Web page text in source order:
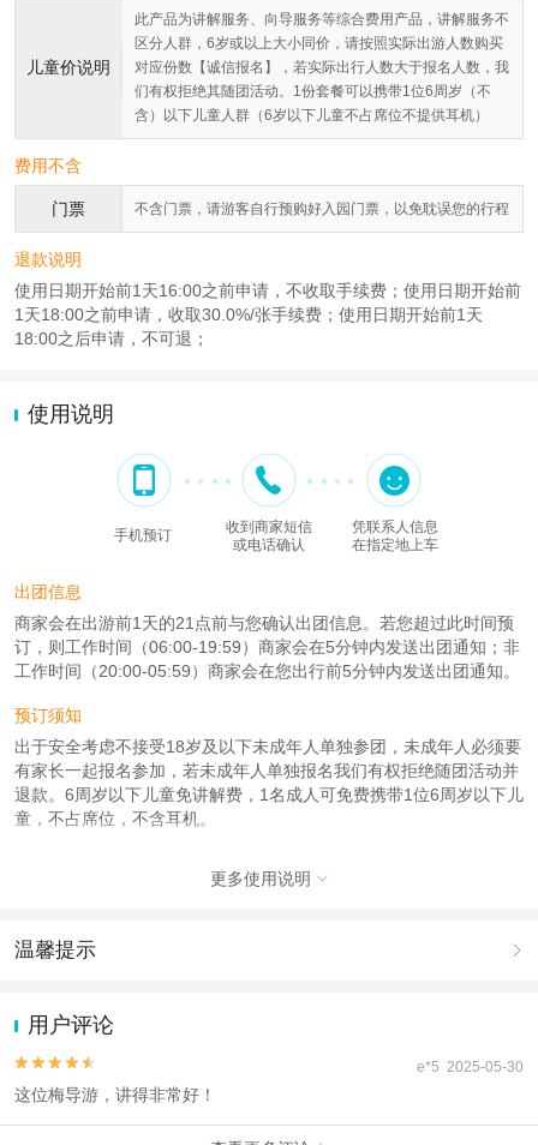
儿童价说明
此产品为讲解服务、向导服务等综合费用产品，讲解服务不
区分人群，6岁或以上大小同价，请按照实际出游人数购买
对应份数【诚信报名】，若实际出行人数大于报名人数，我
们有权拒绝其随团活动。1份套餐可以携带1位6周岁（不
含）以下儿童人群（6岁以下儿童不占席位不提供耳机）
费用不含
门票 不含门票，请游客自行预购好入园门票，以免耽误您的行程
退款说明
使用日期开始前1天16:00之前申请，不收取手续费；使用日期开始前
1天18:00之前申请，收取30.0%/张手续费；使用日期开始前1天
18:00之后申请，不可退；
使用说明
手机预订
收到商家短信
或电话确认
凭联系人信息
在指定地上车
出团信息
商家会在出游前1天的21点前与您确认出团信息。若您超过此时间预
订，则工作时间（06:00-19:59）商家会在5分钟内发送出团通知；非
工作时间（20:00-05:59）商家会在您出行前5分钟内发送出团通知。
预订须知
出于安全考虑不接受18岁及以下未成年人单独参团，未成年人必须要
有家长一起报名参加，若未成年人单独报名我们有权拒绝随团活动并
退款。6周岁以下儿童免讲解费，1名成人可免费携带1位6周岁以下儿
童，不占席位，不含耳机。
【使用方法】请您按照集合时间到达集合地址，集合使用；
【集合时间】具体以工作人员短信告知您的集合时间为准；
址为准）。
【团队人数】40人大团。
【拼团迟到规则】因游客自身原因造成迟到的，为保证其他按时参加
的参观者的利益以及后续团队顺利进行，讲师不会补时补讲缺失部
更多使用说明 
温馨提示 
动（如跳伞、潜水、滑雪等）前，请务必仔细阅读
2.为普及旅游安全知识及旅游文明公约，使您的旅程顺利圆满完成，
特制定《去哪儿网旅游安全手册》 ，请您认真阅读并切实遵守。
用户评论

 e*5 2025-05-30
这位梅导游，讲得非常好！